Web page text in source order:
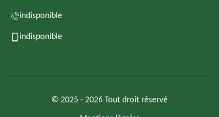
indisponible
indisponible
© 2025 - 2026 Tout droit réservé